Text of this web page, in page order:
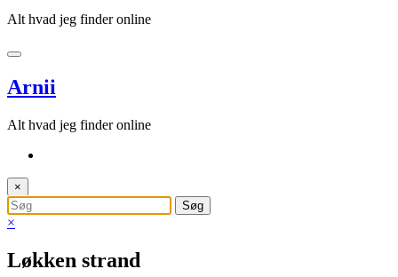
Alt hvad jeg finder online
Arnii
Alt hvad jeg finder online
×
×
Løkken strand